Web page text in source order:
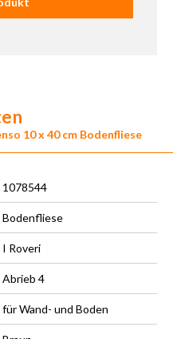
10 x 40 cm Bodenfliese
1078544
Bodenfliese
I Roveri
Abrieb 4
für Wand- und Boden